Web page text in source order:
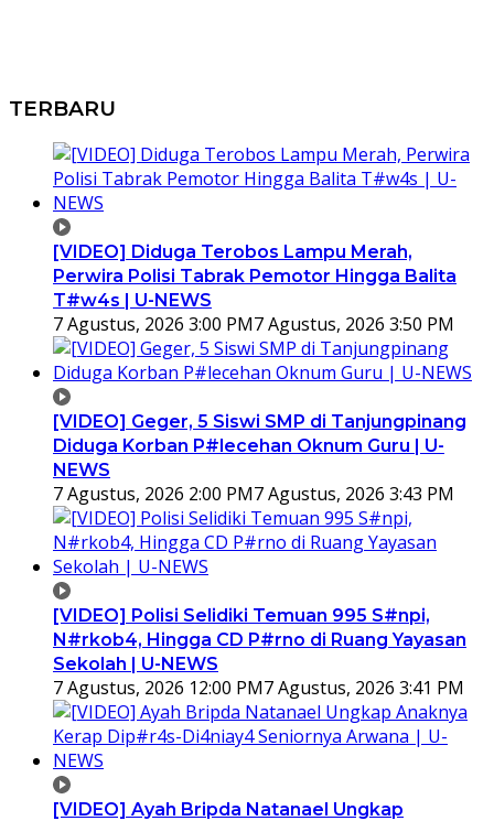
TERBARU
[VIDEO] Diduga Terobos Lampu Merah,
Perwira Polisi Tabrak Pemotor Hingga Balita
T#w4s | U-NEWS
7 Agustus, 2026 3:00 PM7 Agustus, 2026 3:50 PM
[VIDEO] Geger, 5 Siswi SMP di Tanjungpinang
Diduga Korban P#lecehan Oknum Guru | U-
NEWS
7 Agustus, 2026 2:00 PM7 Agustus, 2026 3:43 PM
[VIDEO] Polisi Selidiki Temuan 995 S#npi,
N#rkob4, Hingga CD P#rno di Ruang Yayasan
Sekolah | U-NEWS
7 Agustus, 2026 12:00 PM7 Agustus, 2026 3:41 PM
[VIDEO] Ayah Bripda Natanael Ungkap